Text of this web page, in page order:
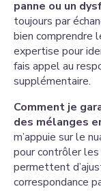
panne ou un
toujours par
bien comprendre
expertise pour
fais appel au
supplémentaire.
Comment je
des mélanges
m’appuie sur le
pour contrôler
permettent
correspondance